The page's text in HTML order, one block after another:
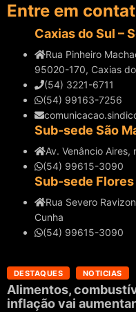
Entre em
Caxias do Sul –
Rua Pinheiro
95020-170, Caxias do
(54) 3221-6711
(54) 99163-7256
Sub-sede São
Av. Venâncio Aires,
(54) 99615-3090
Sub-sede Flores
Rua Severo
Cunha
(54) 99615-3090
DESTAQUES NOTICIAS
Alimentos,
inflação vai